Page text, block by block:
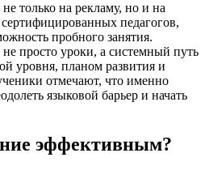
только на рекламу, но и на
педагогов,
пробного занятия.
просто уроки, а системный путь
уровня, планом развития и
отмечают, что именно
языковой барьер и начать
эффективным?